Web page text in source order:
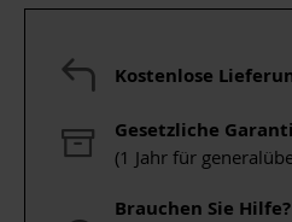
Kostenlose
Gesetzliche
(1 Jahr für
Brauchen Sie Hilfe?